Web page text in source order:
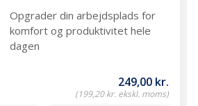
Opgrader din arbejdsplads for
komfort og produktivitet hele
dagen
249,00 kr.
(199,20 kr. ekskl. moms)